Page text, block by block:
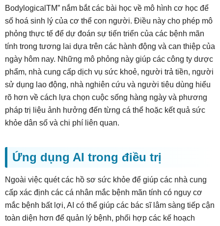
BodylogicalTM” nắm bắt các bài học về mô hình cơ học để
số hoá sinh lý của cơ thể con người. Điều này cho phép mô
phỏng thực tế để dự đoán sự tiến triển của các bệnh mãn
tính trong tương lai dựa trên các hành động và can thiệp của
ngày hôm nay. Những mô phỏng này giúp các công ty dược
phẩm, nhà cung cấp dịch vụ sức khoẻ, người trả tiền, người
sử dụng lao động, nhà nghiên cứu và người tiêu dùng hiểu
rõ hơn về cách lựa chọn cuộc sống hàng ngày và phương
pháp trị liệu ảnh hưởng đến từng cá thể hoặc kết quả sức
khỏe dân số và chi phí liên quan.
Ứng dụng AI trong điều trị
Ngoài việc quét các hồ sơ sức khỏe để giúp các nhà cung
cấp xác định các cá nhân mắc bệnh mãn tính có nguy cơ
mắc bệnh bất lợi, AI có thể giúp các bác sĩ lâm sàng tiếp cận
toàn diện hơn để quản lý bệnh, phối hợp các kế hoạch